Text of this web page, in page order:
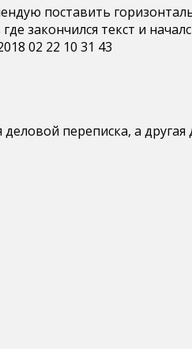
поставить
закончился текст и
переписка, а